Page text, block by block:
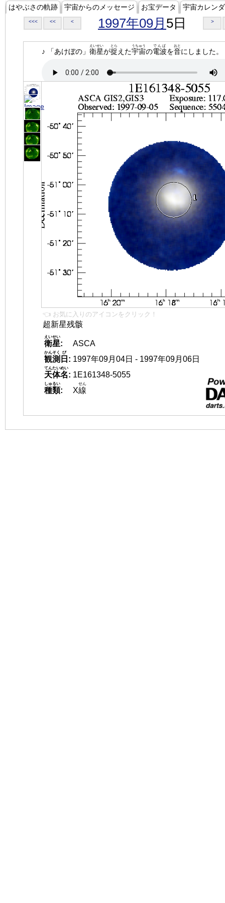
はやぶさの軌跡 宇宙からのメッセージ お宝データ 宇宙カレン
<<< << < 1997年09月 5日 >
♪ 「あけぼの」 衛星
えいせい
が捉
とら
えた宇宙
うちゅう
の電波
でんぱ
を音
おと
にしました。
👈 お気に入りのアイコンをクリック！
超新星残骸
衛星
えいせい
:
ASCA
観測
かんそく
日
び
: 1997年09月04日 - 1997年09月06日
天体名
てんたいめい
: 1E161348-5055
種類
しゅるい
: X線
せん